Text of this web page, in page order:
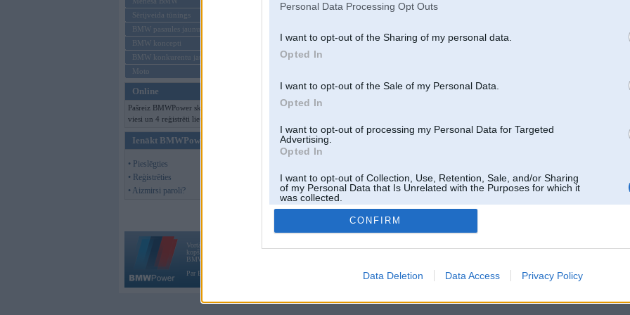
Personal Data Processing Opt Outs
I want to opt-out of the Sharing of my personal data.
Opted In
I want to opt-out of the Sale of my Personal Data.
Opted In
I want to opt-out of processing my Personal Data for Targeted
Advertising.
Opted In
I want to opt-out of Collection, Use, Retention, Sale, and/or Sharing
of my Personal Data that Is Unrelated with the Purposes for which it
was collected.
Opted Out
CONFIRM
Data Deletion Data Access Privacy Policy
Sērijveida tūnings
BMW pasaules jaunumi
BMW koncepti
BMW konkurentu jaunumi
Moto
Online
Pašreiz BMWPower skatās 443
viesi un 4 reģistrēti lietotāji.
Ienākt BMWPower
• Pieslēgties
• Reģistrēties
• Aizmirsi paroli?
Vortāls BMWPower.lv darbojas
kopš 2002. gada 14. maija. Tas nav auto klubs un nav saistīts ar
BMW AG.
Par BMWPower